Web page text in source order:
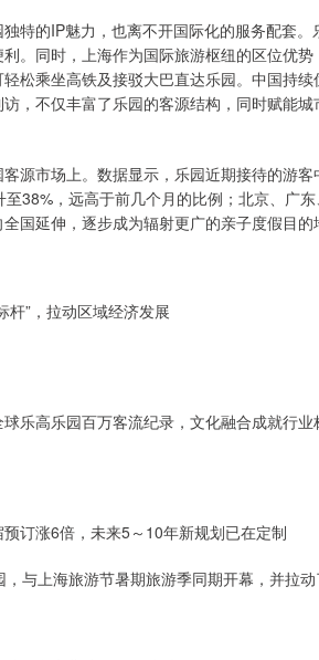
特的IP魅力，也离不开国际化的服务配套
。同时，上海作为国际旅游枢纽的区位优
松乘坐高铁及接驳大巴直达乐园。中国持
，不仅丰富了乐园的客源结构，同时赋能
源市场上。数据显示，乐园近期接待的游客
38%，远高于前几个月的比例；北京、广
国延伸，逐步成为辐射更广的亲子度假目的
杆”，拉动区域经济发展
乐高乐园百万客流纪录，文化融合成就行业
订涨6倍，未来5～10年新规划已在定制
与上海旅游节暑期旅游季同期开幕，并拉动